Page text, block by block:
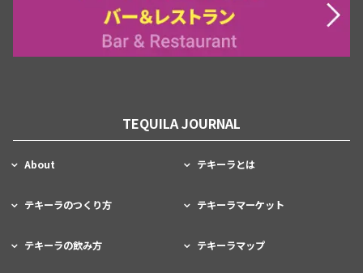
TEQUILA JOURNAL
About テキーラとは
テキーラのつくり方 テキーラマーケット
テキーラの飲み方 テキーラマップ